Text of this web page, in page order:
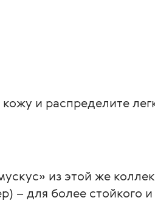
и распределите
из этой же
– для более стойкого